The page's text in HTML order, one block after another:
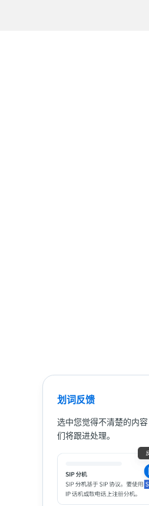
划词反馈
选中您觉得不清楚的内
们将跟进处理。